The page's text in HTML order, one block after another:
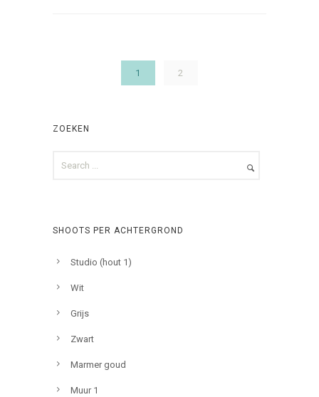
1 2
ZOEKEN
SHOOTS PER ACHTERGROND
Studio (hout 1)
Wit
Grijs
Zwart
Marmer goud
Muur 1